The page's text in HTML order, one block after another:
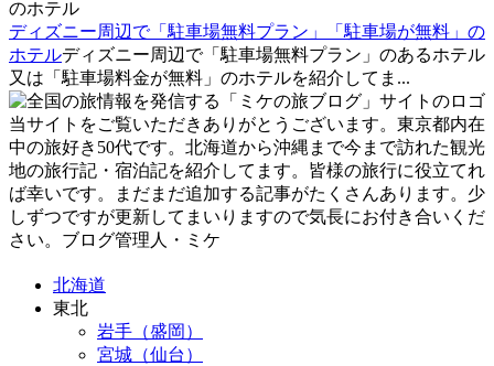
ディズニー周辺で「駐車場無料プラン」「駐車場が無料」の
ホテルディズニー周辺で「駐車場無料プラン」のあるホテル
又は「駐車場料金が無料」のホテルを紹介してま...
当サイトをご覧いただきありがとうございます。東京都内在
中の旅好き50代です。北海道から沖縄まで今まで訪れた観光
地の旅行記・宿泊記を紹介してます。皆様の旅行に役立てれ
ば幸いです。まだまだ追加する記事がたくさんあります。少
しずつですが更新してまいりますので気長にお付き合いくだ
さい。ブログ管理人・ミケ
北海道
東北
岩手（盛岡）
宮城（仙台）